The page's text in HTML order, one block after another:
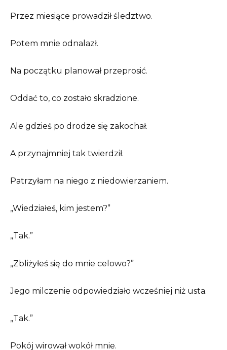
Przez miesiące prowadził śledztwo.
Potem mnie odnalazł.
Na początku planował przeprosić.
Oddać to, co zostało skradzione.
Ale gdzieś po drodze się zakochał.
A przynajmniej tak twierdził.
Patrzyłam na niego z niedowierzaniem.
„Wiedziałeś, kim jestem?”
„Tak.”
„Zbliżyłeś się do mnie celowo?”
Jego milczenie odpowiedziało wcześniej niż usta.
„Tak.”
Pokój wirował wokół mnie.